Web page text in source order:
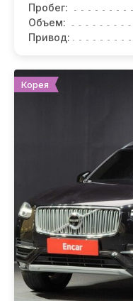
Пробег:
Объем:
Привод:
Корея